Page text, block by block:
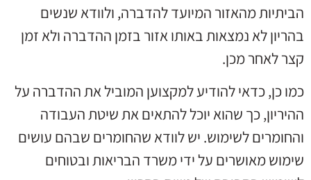
הביתיות מהאזור המיועד להדברה, ולוודא שנשים
בהריון לא נמצאות באותו אזור בזמן ההדברה ולא זמן
קצר לאחר מכן.
כמו כן, כדאי להודיע למקצוען המוביל את ההדברה על
ההיריון, כך שהוא יוכל להתאים את שיטת העבודה
והחומרים לשימוש. יש לוודא שהחומרים שבהם עושים
שימוש מאושרים על ידי משרד הבריאות ובטוחים